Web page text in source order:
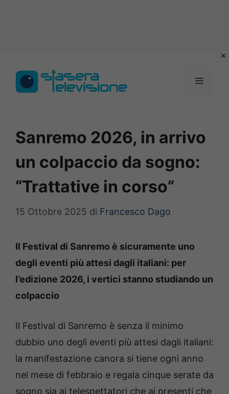
contenuto
MENU
Sanremo 2026, in arrivo
un colpaccio da sogno:
“Trattative in corso”
15 Ottobre 2025 di Francesco Dago
Il Festival di Sanremo è sicuramente uno
degli eventi più attesi dagli italiani: per
l’edizione 2026, i vertici stanno studiando un
colpaccio
Il Festival di Sanremo è senza il minimo
dubbio uno degli eventi più attesi dagli italiani:
la manifestazione canora si tiene ogni anno
nel mese di febbraio e regala cinque serate da
sogno sia ai telespettatori che ai presenti che